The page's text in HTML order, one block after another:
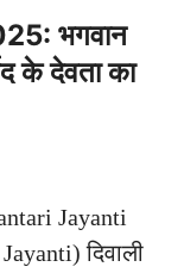
भगवान
के देवता का
Jayanti
दिवाली